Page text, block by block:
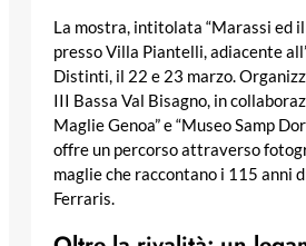
La mostra, intitolata “Marassi ed il
presso Villa Piantelli, adiacente
Distinti, il 22 e 23 marzo.
III Bassa Val Bisagno, in
Maglie Genoa” e “Museo Samp
offre un percorso attraverso
maglie che raccontano i 115 anni
Ferraris.